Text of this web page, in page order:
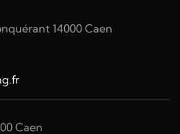
14000 Caen
Caen